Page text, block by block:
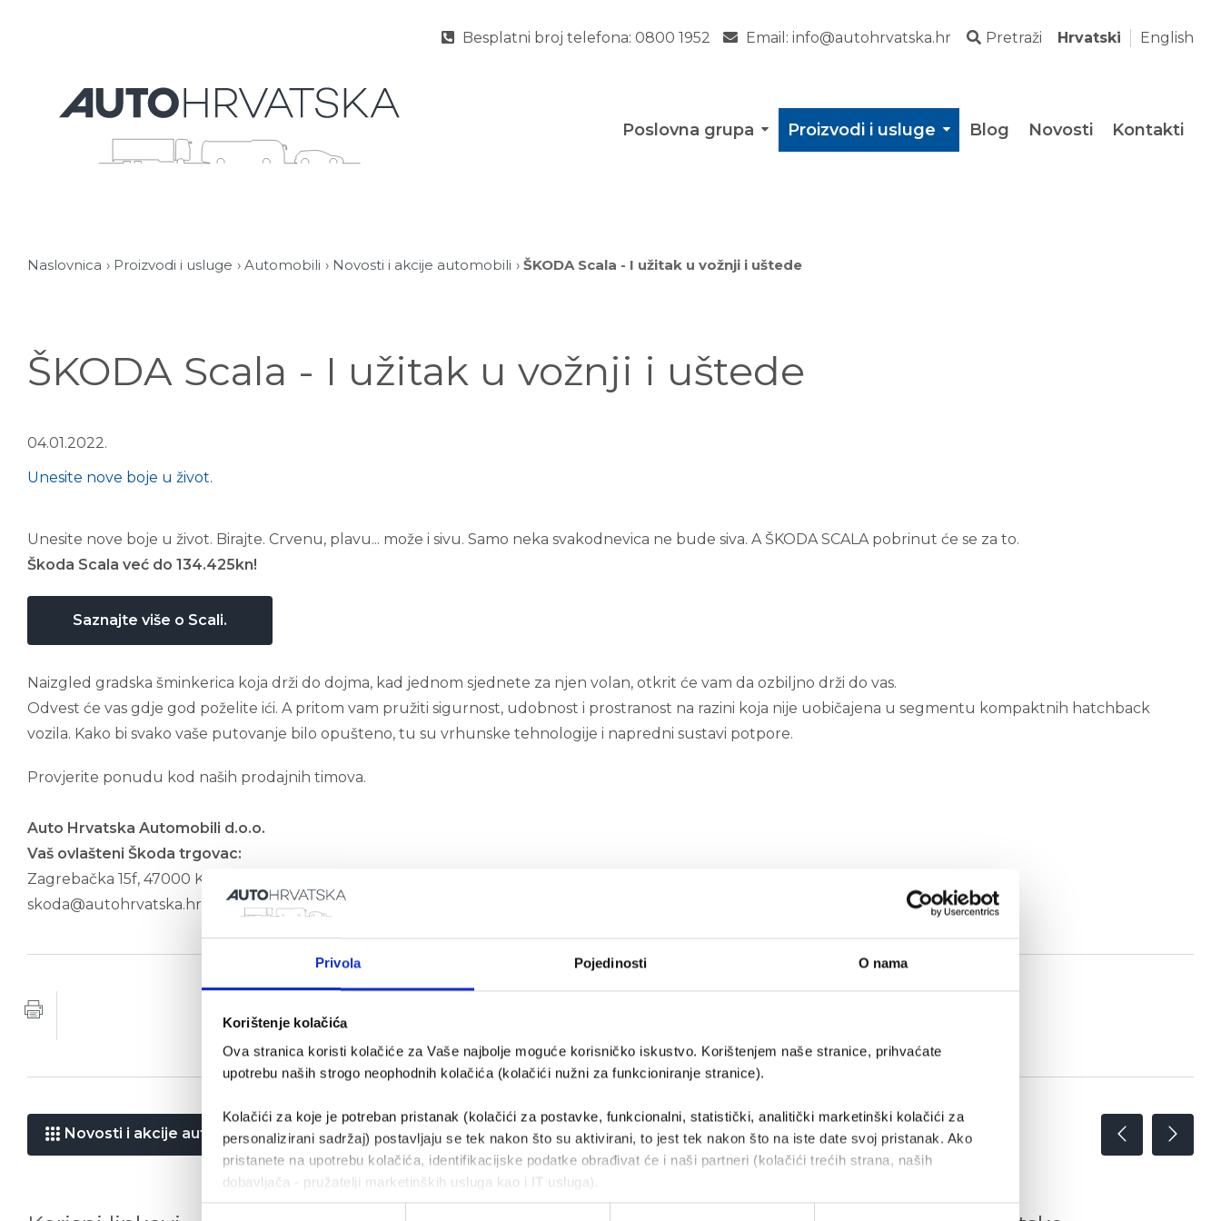
Privola Pojedinosti O nama
Korištenje kolačića
Ova stranica koristi kolačiće za Vaše najbolje moguće korisničko iskustvo. Korištenjem naše stranice, prihvaćate
upotrebu naših strogo neophodnih kolačića (kolačići nužni za funkcioniranje stranice).
Kolačići za koje je potreban pristanak (kolačići za postavke, funkcionalni, statistički, analitički marketinški kolačići za
personalizirani sadržaj) postavljaju se tek nakon što su aktivirani, to jest tek nakon što na iste date svoj pristanak. Ako
pristanete na upotrebu kolačića, identifikacijske podatke obrađivat će i naši partneri (kolačići trećih strana, naših
dobavljača - pružatelji marketinških usluga kao i IT usluga).
Besplatni broj telefona: 0800 1952 Email: info@autohrvatska.hr Pretraži Hrvatski English
Poslovna grupa Proizvodi i usluge Blog Novosti Kontakti
Naslovnica Proizvodi i usluge Automobili Novosti i akcije automobili ŠKODA Scala - I užitak u vožnji i uštede
ŠKODA Scala - I užitak u vožnji i uštede
04.01.2022.
Unesite nove boje u život.
Unesite nove boje u život. Birajte. Crvenu, plavu... može i sivu. Samo neka svakodnevica ne bude siva. A ŠKODA SCALA pobrinut će se za to.
Škoda Scala već do 134.425kn!
Saznajte više o Scali.
Naizgled gradska šminkerica koja drži do dojma, kad jednom sjednete za njen volan, otkrit će vam da ozbiljno drži do vas.
Odvest će vas gdje god poželite ići. A pritom vam pružiti sigurnost, udobnost i prostranost na razini koja nije uobičajena u segmentu kompaktnih hatchback
vozila. Kako bi svako vaše putovanje bilo opušteno, tu su vrhunske tehnologije i napredni sustavi potpore.
Provjerite ponudu kod naših prodajnih timova.
Auto Hrvatska Automobili d.o.o.
Vaš ovlašteni Škoda trgovac:
Zagrebačka 15f, 47000 Karlovac I 047 568 045 I Besplatni info telefon 0800 1952
skoda@autohrvatska.hr
Novosti i akcije automobili